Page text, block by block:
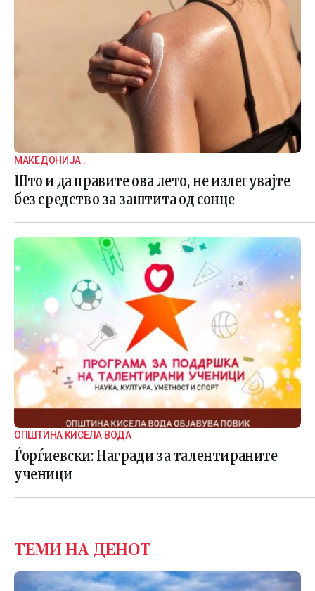
МАКЕДОНИЈА .
Што и да правите ова лето, не излегувајте
без средство за заштита од сонце
ОПШТИНА КИСЕЛА ВОДА
Ѓорѓиевски: Награди за талентираните
ученици
ТЕМИ НА ДЕНОТ